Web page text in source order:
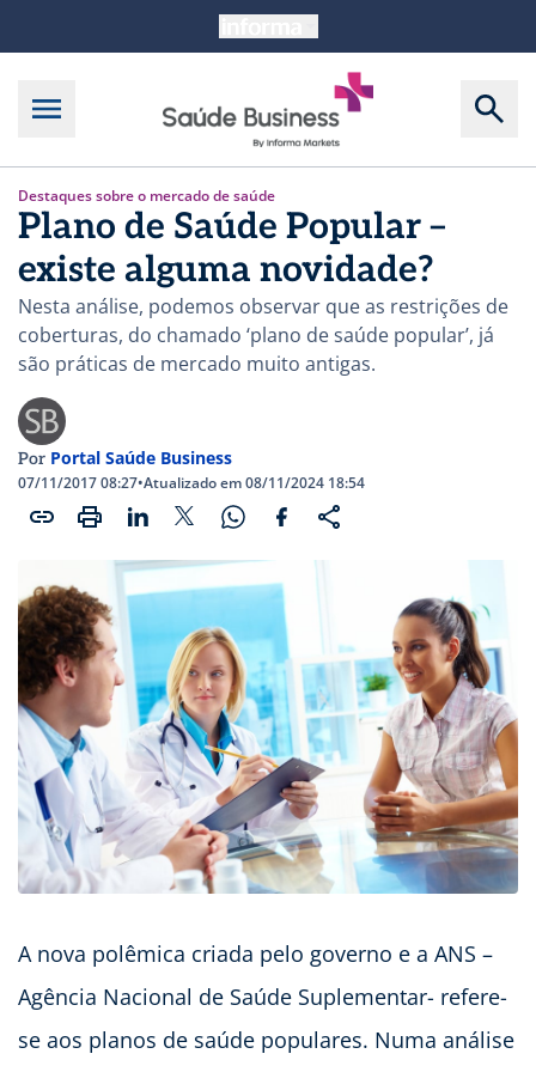
Destaques sobre o mercado de saúde
Plano de Saúde Popular –
existe alguma novidade?
Nesta análise, podemos observar que as restrições de
coberturas, do chamado ‘plano de saúde popular’, já
são práticas de mercado muito antigas.
Por Portal Saúde Business
07/11/2017 08:27•Atualizado em 08/11/2024 18:54
A nova polêmica criada pelo governo e a ANS –
Agência Nacional de Saúde Suplementar- refere-
se aos planos de saúde populares. Numa análise